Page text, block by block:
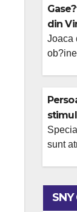
begin
risks
din
Joaca
ce se
cele
sunt
cauza